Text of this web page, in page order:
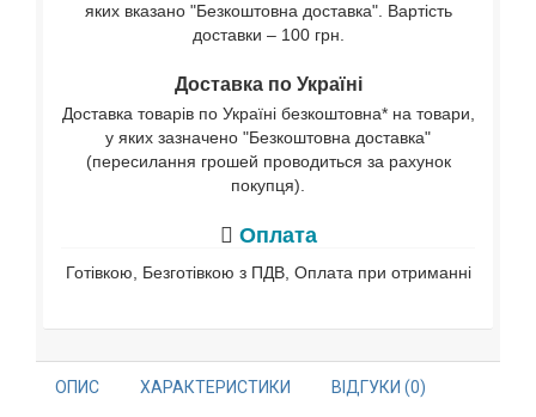
яких вказано "Безкоштовна доставка". Вартість
доставки – 100 грн.
Доставка по Україні
Доставка товарів по Україні безкоштовна* на товари,
у яких зазначено "Безкоштовна доставка"
(пересилання грошей проводиться за рахунок
покупця).
Оплата
Готівкою, Безготівкою з ПДВ, Оплата при отриманні
ОПИС ХАРАКТЕРИСТИКИ ВІДГУКИ (0)